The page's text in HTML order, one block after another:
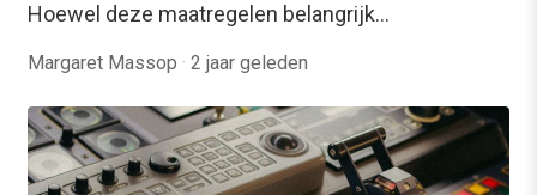
Hoewel deze maatregelen belangrijk…
Margaret Massop · 2 jaar geleden